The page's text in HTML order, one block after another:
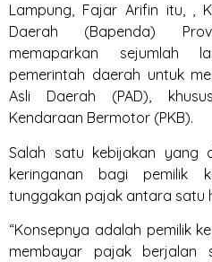
Lampung, Fajar Arifin itu, ,
Daerah (Bapenda)
memaparkan sejumlah
pemerintah daerah untuk
Asli Daerah (PAD),
Kendaraan Bermotor (PKB).
Salah satu kebijakan yang
keringanan bagi pemilik
tunggakan pajak antara satu
“Konsepnya adalah pemilik
membayar pajak